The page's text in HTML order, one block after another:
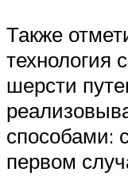
Также
технология
шерсти
способами:
первом